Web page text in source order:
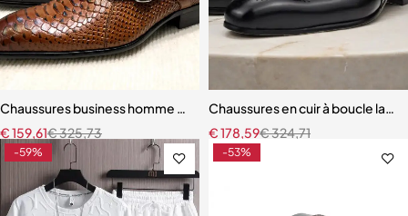
Chaussures business homme – Style italien en cuir avec finition
€325,73
€159,61
Chaussures en cuir à boucle
€324,71
€178,59
-59% -53%